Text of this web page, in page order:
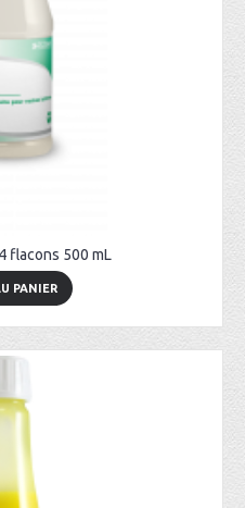
flacons 500 mL
PANIER